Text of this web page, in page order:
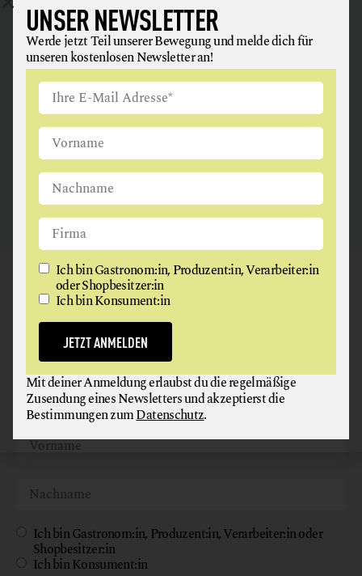
ANGUS & ARTHUR
FLEISCH + FLEISCHERZEUGNISSE
2326 Maria Lanzendorf
GAUMEN HOCH
NEWSLETTER
Werde jetzt Teil unserer Bewegung und melde dich für
unseren kostenlosen Newsletter an!
Ich bin Gastronom:in, Produzent:in, Verarbeiter:in oder
Shopbesitzer:in
Ich bin Konsument:in
UNSER NEWSLETTER
Werde jetzt Teil unserer Bewegung und melde dich für
unseren kostenlosen Newsletter an!
Ich bin Gastronom:in, Produzent:in, Verarbeiter:in
oder Shopbesitzer:in
Ich bin Konsument:in
JETZT ANMELDEN
Mit deiner Anmeldung erlaubst du die regelmäßige
Zusendung eines Newsletters und akzeptierst die
Bestimmungen zumDatenschutz.